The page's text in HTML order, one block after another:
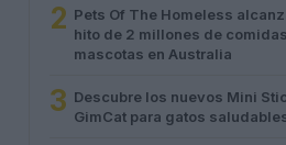
2 Pets Of The Homeless
hito de 2 millones de
mascotas en Australia
3 Descubre los nuevos Mini
GimCat para gatos